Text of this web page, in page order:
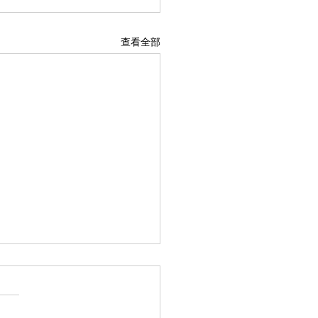
查看全部
嘉的少年
飞翔——勇气之声 ### 剧